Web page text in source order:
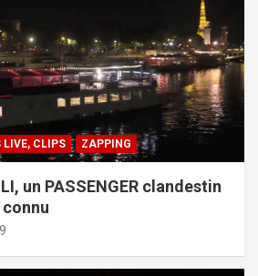
LIVE, CLIPS ZAPPING
un PASSENGER clandestin